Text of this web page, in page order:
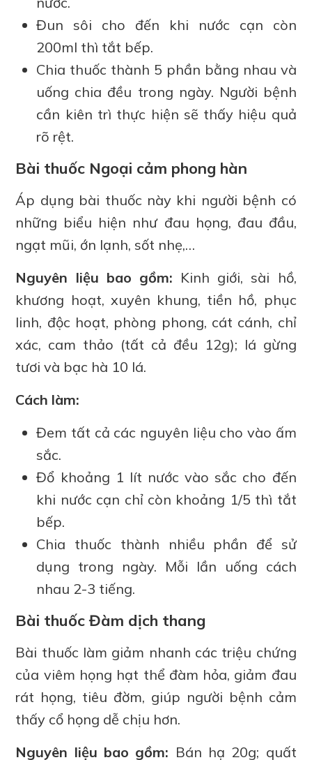
Đun sôi cho đến khi nước cạn còn
200ml thì tắt bếp.
Chia thuốc thành 5 phần bằng nhau và
uống chia đều trong ngày. Người bệnh
cần kiên trì thực hiện sẽ thấy hiệu quả
rõ rệt.
Bài thuốc Ngoại cảm phong hàn
Áp dụng bài thuốc này khi người bệnh có
những biểu hiện như đau họng, đau đầu,
ngạt mũi, ớn lạnh, sốt nhẹ,…
Nguyên liệu bao gồm: Kinh giới, sài hồ,
khương hoạt, xuyên khung, tiền hồ, phục
linh, độc hoạt, phòng phong, cát cánh, chỉ
xác, cam thảo (tất cả đều 12g); lá gừng
tươi và bạc hà 10 lá.
Cách làm:
Đem tất cả các nguyên liệu cho vào ấm
sắc.
Đổ khoảng 1 lít nước vào sắc cho đến
khi nước cạn chỉ còn khoảng 1/5 thì tắt
bếp.
Chia thuốc thành nhiều phần để sử
dụng trong ngày. Mỗi lần uống cách
nhau 2-3 tiếng.
Bài thuốc Đàm dịch thang
Bài thuốc làm giảm nhanh các triệu chứng
của viêm họng hạt thể đàm hỏa, giảm đau
rát họng, tiêu đờm, giúp người bệnh cảm
thấy cổ họng dễ chịu hơn.
Nguyên liệu bao gồm: Bán hạ 20g; quất